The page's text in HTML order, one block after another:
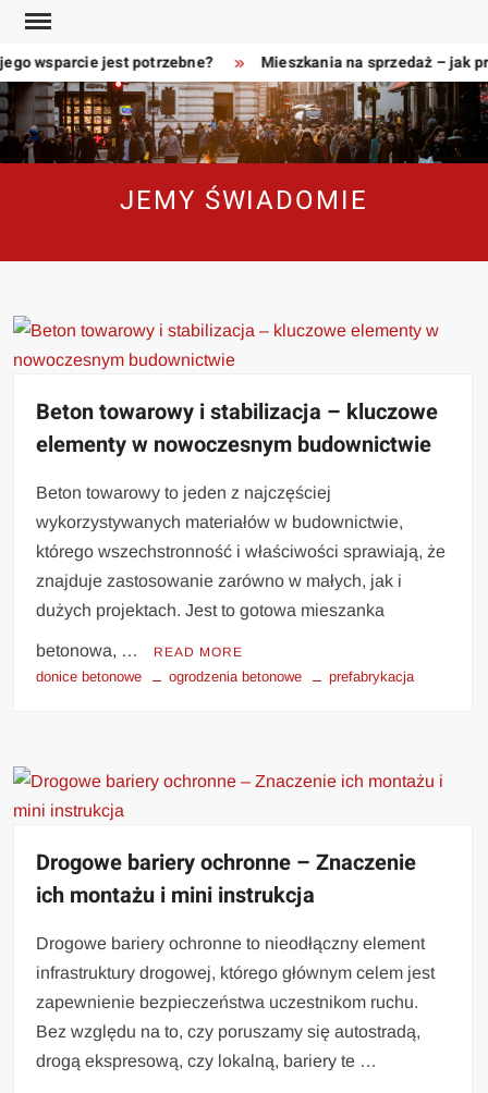
Skip
contentwsparcie jest potrzebne? Mieszkania na sprzedaż – jak
JEMY ŚWIADOMIE
Beton towarowy i stabilizacja – kluczowe
elementy w nowoczesnym budownictwie
Beton towarowy to jeden z najczęściej
wykorzystywanych materiałów w budownictwie,
którego wszechstronność i właściwości sprawiają, że
znajduje zastosowanie zarówno w małych, jak i
dużych projektach. Jest to gotowa mieszanka
betonowa, … READ MORE
donice betonowe ogrodzenia betonowe prefabrykacja
Drogowe bariery ochronne – Znaczenie
ich montażu i mini instrukcja
Drogowe bariery ochronne to nieodłączny element
infrastruktury drogowej, którego głównym celem jest
zapewnienie bezpieczeństwa uczestnikom ruchu.
Bez względu na to, czy poruszamy się autostradą,
drogą ekspresową, czy lokalną, bariery te …